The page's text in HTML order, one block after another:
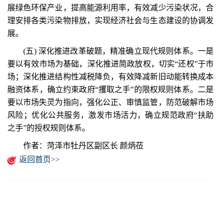
展绿色环保产业，提高能源利用率，有效减少污染状况，合
理安排各类污染物排放，实现经济社会与生态建设的协调发
展。
(五) 深化推进改革破题，精准确立现代规则体系。一是
要以有效市场为基础，深化推进简政放权，切实“还权”于市
场；深化推进结构性减税降负，有效降减新旧动能转换成本
融资体系，确立约束政府“攫取之手”的限权规则体系。二是
要以市场失灵为指向，强化公正、审慎监管，防范破解市场
风险；优化公共服务，激发市场活力，确立规范政府“扶助
之手”的授权规则体系。
作者：菏泽市牡丹区副区长 颜炳莅
返回首页>>